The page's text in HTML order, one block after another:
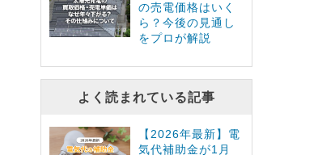
の売電価格はいく
ら？今後の見通し
をプロが解説
よく読まれている記事
【2026年最新】電
気代補助金が1月